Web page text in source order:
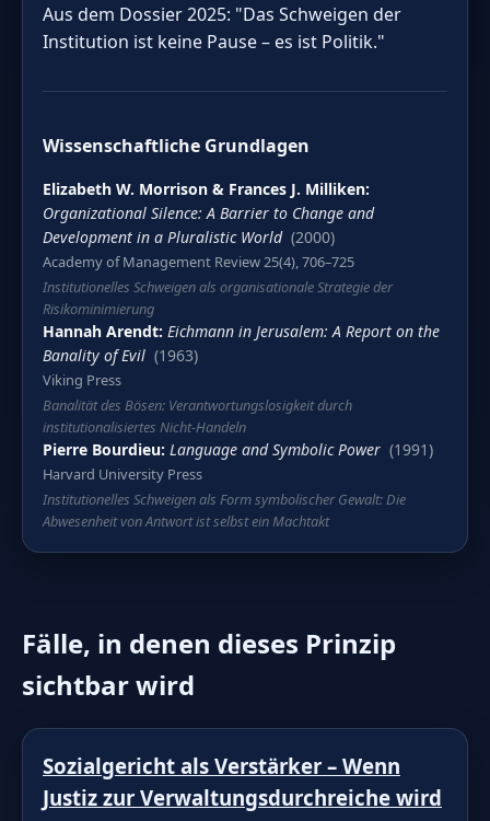
Aus dem Dossier 2025: "Das Schweigen der
Institution ist keine Pause – es ist Politik."
Wissenschaftliche Grundlagen
Elizabeth W. Morrison & Frances J. Milliken
Organizational Silence: A Barrier to Change and
Development in a Pluralistic World (2000)
Academy of Management Review 25(4), 706–725
Institutionelles Schweigen als organisationale Strategie der
Risikominimierung
Hannah Arendt Eichmann in Jerusalem: A Report on the
Banality of Evil (1963)
Viking Press
Banalität des Bösen: Verantwortungslosigkeit durch
institutionalisiertes Nicht-Handeln
Pierre Bourdieu Language and Symbolic Power (1991)
Harvard University Press
Institutionelles Schweigen als Form symbolischer Gewalt: Die
Abwesenheit von Antwort ist selbst ein Machtakt
Fälle, in denen dieses Prinzip
sichtbar wird
Sozialgericht als Verstärker – Wenn
Justiz zur Verwaltungsdurchreiche wird